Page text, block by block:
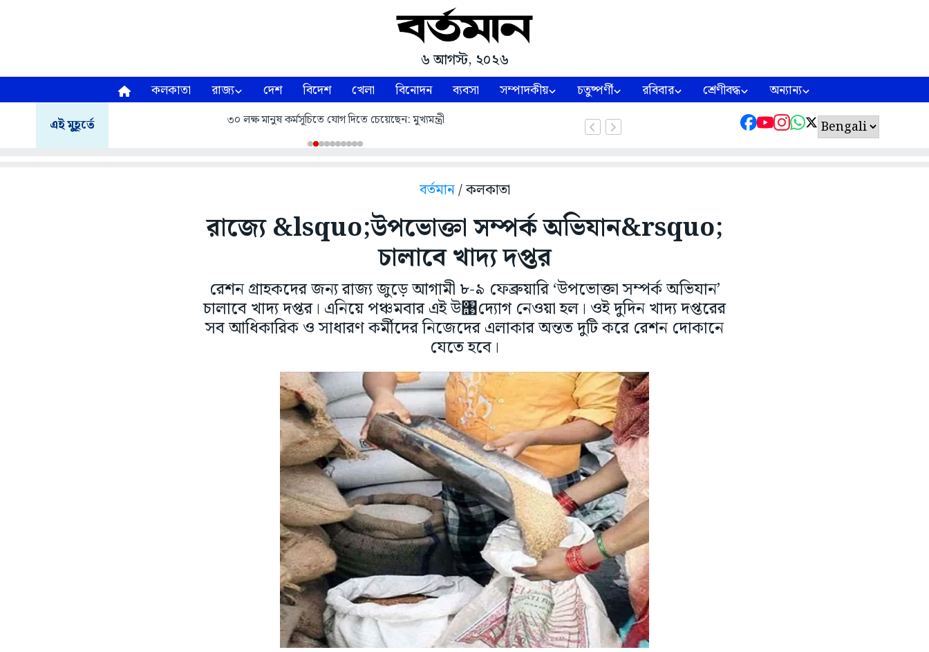
৬ আগস্ট, ২০২৬
কলকাতা রাজ্য দেশ বিদেশ খেলা বিনোদন ব্যবসা সম্পাদকীয় চতুষ্পর্ণী রবিবার শ্রেণীবদ্ধ অন্যান্য
এই মুহূর্তে ৩০ লক্ষ মানুষ কর্মসূচিতে যোগ দিতে চেয়েছেন: মুখ্যমন্ত্রী
বর্তমান/ কলকাতা
রাজ্যে &lsquo;উপভোক্তা সম্পর্ক অভিযান&rsquo;
চালাবে খাদ্য দপ্তর
রেশন গ্রাহকদের জন্য রাজ্য জুড়ে আগামী ৮-৯ ফেব্রুয়ারি ‘উপভোক্তা সম্পর্ক অভিযান’
চালাবে খাদ্য দপ্তর। এনিয়ে পঞ্চমবার এই উ঩দ্যোগ নেওয়া হল। ওই দুদিন খাদ্য দপ্তরের
সব আধিকারিক ও সাধারণ কর্মীদের নিজেদের এলাকার অন্তত দুটি করে রেশন দোকানে
যেতে হবে।